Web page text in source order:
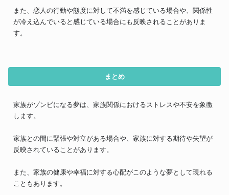
また、恋人の行動や態度に対して不満を感じている場合や、関係性
が冷え込んでいると感じている場合にも反映されることがありま
す。
まとめ
家族がゾンビになる夢は、家族関係におけるストレスや不安を象徴
します。
家族との間に緊張や対立がある場合や、家族に対する期待や失望が
反映されていることがあります。
また、家族の健康や幸福に対する心配がこのような夢として現れる
こともあります。